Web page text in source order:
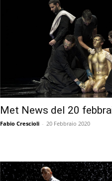
Met News del 20
Fabio Crescioli - 20 Febbraio 2020